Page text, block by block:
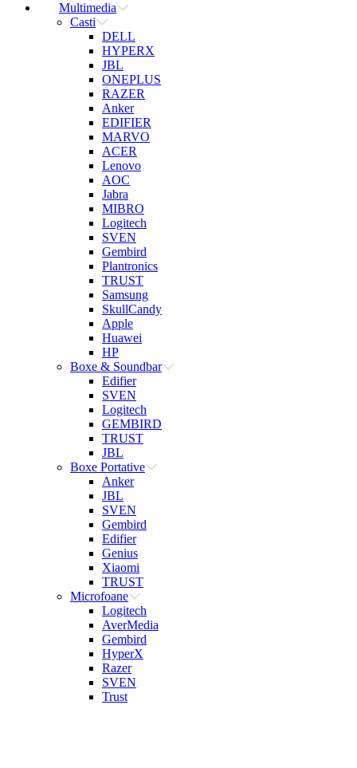
Multimedia
Casti
DELL
HYPERX
JBL
ONEPLUS
RAZER
Anker
EDIFIER
MARVO
ACER
Lenovo
AOC
Jabra
MIBRO
Logitech
SVEN
Gembird
Plantronics
TRUST
Samsung
SkullCandy
Apple
Huawei
HP
Boxe & Soundbar
Edifier
SVEN
Logitech
GEMBIRD
TRUST
JBL
Boxe Portative
Anker
JBL
SVEN
Gembird
Edifier
Genius
Xiaomi
TRUST
Microfoane
Logitech
AverMedia
Gembird
HyperX
Razer
SVEN
Trust